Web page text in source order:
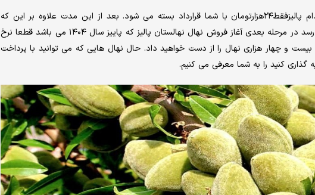
فقط تا چندروزدیگر؛نهال های باکیفیت میوه وبادام پالیزفقط۲۴هزارتومان با شما قرارداد بسته می شود‌. بعد از این مدت علاوه بر این که
موجودی پالیز نهال برای فروش نهال به اتمام می رسد در مرحله بعدی آغاز فروش نهال نهالستان پالیز که پاییز سال ۱۴۰۴ می باشد قطعا نرخ
و چهار هزاری نهال را از دست خواهید داد. حال نهال هایی که می توانید با پرداخت
کنید را به شما معرفی می کنیم.